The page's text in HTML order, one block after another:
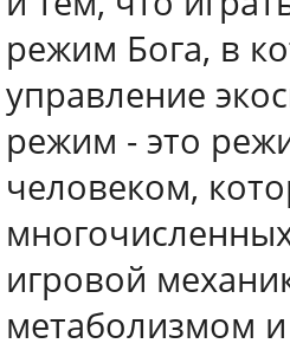
режим Бога, в
управление
режим - это
человеком,
игровой
метаболизмом и